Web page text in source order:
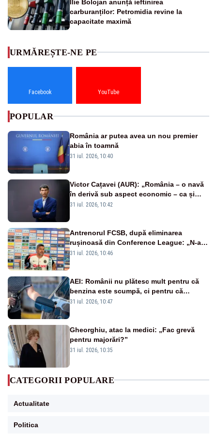
Ilie Bolojan anunță ieftinirea
carburanților: Petromidia revine la
capacitate maximă
URMĂREȘTE-NE PE
Facebook YouTube
POPULAR
România ar putea avea un nou premier
abia în toamnă
31 iul. 2026, 10:40
Victor Cațavei (AUR): „România – o navă
în derivă sub aspect economic – ca și
rezultat al guvernărilor din ultimii 36 de
31 iul. 2026, 10:42
Antrenorul FCSB, după eliminarea
rușinoasă din Conference League: „N-ai
cum să nu scoți în evidență și lucrurile
31 iul. 2026, 10:46
AEI: Românii nu plătesc mult pentru că
benzina este scumpă, ci pentru că
benzina ieftină e taxată scump
31 iul. 2026, 10:47
Gheorghiu, atac la medici: „Fac grevă
pentru majorări?”
31 iul. 2026, 10:35
CATEGORII POPULARE
Actualitate
Politica